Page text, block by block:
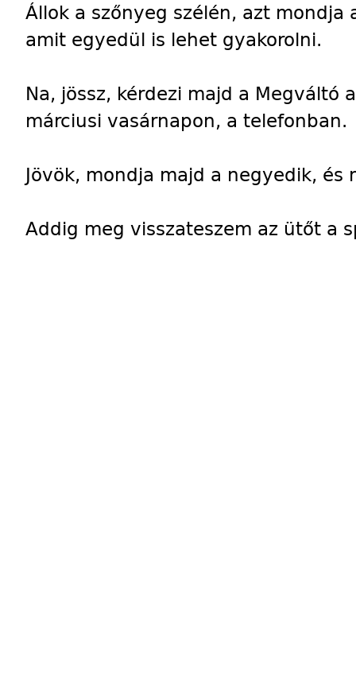
Állok a szőnyeg szélén, azt mondja
amit egyedül is lehet gyakorolni.
Na, jössz, kérdezi majd a Megváltó
márciusi vasárnapon, a telefonban.
Jövök, mondja majd a negyedik, és
Addig meg visszateszem az ütőt a